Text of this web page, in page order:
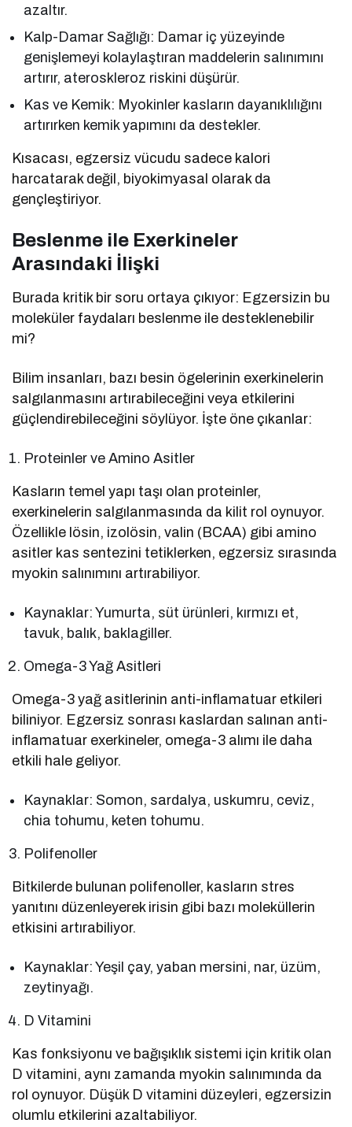
azaltır.
Kalp-Damar Sağlığı: Damar iç yüzeyinde
genişlemeyi kolaylaştıran maddelerin salınımını
artırır, ateroskleroz riskini düşürür.
Kas ve Kemik: Myokinler kasların dayanıklılığını
artırırken kemik yapımını da destekler.
Kısacası, egzersiz vücudu sadece kalori
harcatarak değil, biyokimyasal olarak da
gençleştiriyor.
Beslenme ile Exerkineler
Arasındaki İlişki
Burada kritik bir soru ortaya çıkıyor: Egzersizin bu
moleküler faydaları beslenme ile desteklenebilir
mi?
Bilim insanları, bazı besin ögelerinin exerkinelerin
salgılanmasını artırabileceğini veya etkilerini
güçlendirebileceğini söylüyor. İşte öne çıkanlar:
Proteinler ve Amino Asitler
Kasların temel yapı taşı olan proteinler,
exerkinelerin salgılanmasında da kilit rol oynuyor.
Özellikle lösin, izolösin, valin (BCAA) gibi amino
asitler kas sentezini tetiklerken, egzersiz sırasında
myokin salınımını artırabiliyor.
Kaynaklar: Yumurta, süt ürünleri, kırmızı et,
tavuk, balık, baklagiller.
Omega-3 Yağ Asitleri
Omega-3 yağ asitlerinin anti-inflamatuar etkileri
biliniyor. Egzersiz sonrası kaslardan salınan anti-
inflamatuar exerkineler, omega-3 alımı ile daha
etkili hale geliyor.
Kaynaklar: Somon, sardalya, uskumru, ceviz,
chia tohumu, keten tohumu.
Polifenoller
Bitkilerde bulunan polifenoller, kasların stres
yanıtını düzenleyerek irisin gibi bazı moleküllerin
etkisini artırabiliyor.
Kaynaklar: Yeşil çay, yaban mersini, nar, üzüm,
zeytinyağı.
D Vitamini
Kas fonksiyonu ve bağışıklık sistemi için kritik olan
D vitamini, aynı zamanda myokin salınımında da
rol oynuyor. Düşük D vitamini düzeyleri, egzersizin
olumlu etkilerini azaltabiliyor.